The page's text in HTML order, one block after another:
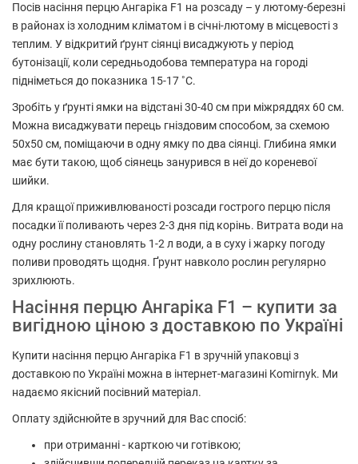
Посів насіння перцю Ангаріка F1 на розсаду – у лютому-березні
в районах із холодним кліматом і в січні-лютому в місцевості з
теплим. У відкритий ґрунт сіянці висаджують у період
бутонізації, коли середньодобова температура на городі
підніметься до показника 15-17 ˚C.
Зробіть у ґрунті ямки на відстані 30-40 см при міжряддях 60 см.
Можна висаджувати перець гніздовим способом, за схемою
50х50 см, поміщаючи в одну ямку по два сіянці. Глибина ямки
має бути такою, щоб сіянець занурився в неї до кореневої
шийки.
Для кращої приживлюваності розсади гострого перцю після
посадки її поливають через 2-3 дня під корінь. Витрата води на
одну рослину становлять 1-2 л води, а в суху і жарку погоду
поливи проводять щодня. Ґрунт навколо рослин регулярно
зрихлюють.
Насіння перцю Ангаріка F1 – купити за
вигідною ціною з доставкою по Україні
Купити насіння перцю Ангаріка F1 в зручній упаковці з
доставкою по Україні можна в інтернет-магазині Komirnyk. Ми
надаємо якісний посівний матеріал.
Оплату здійснюйте в зручний для Вас спосіб:
при отриманні - карткою чи готівкою;